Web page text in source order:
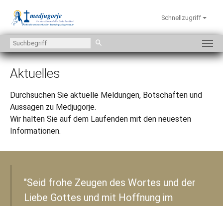
Zum Hauptinhalt springen
Schnellzugriff
Aktuelles
Durchsuchen Sie aktuelle Meldungen, Botschaften und
Aussagen zu Medjugorje.
Wir halten Sie auf dem Laufenden mit den neuesten
Informationen.
"Seid frohe Zeugen des Wortes und der
Liebe Gottes und mit Hoffnung im